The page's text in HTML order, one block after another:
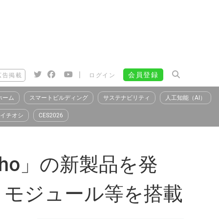
告掲載 | ログイン 会員登録
ーム スマートビルディング サステナビリティ 人工知能（AI）
イチオシ CES2026
」の新製品を発
ジュール等を搭載